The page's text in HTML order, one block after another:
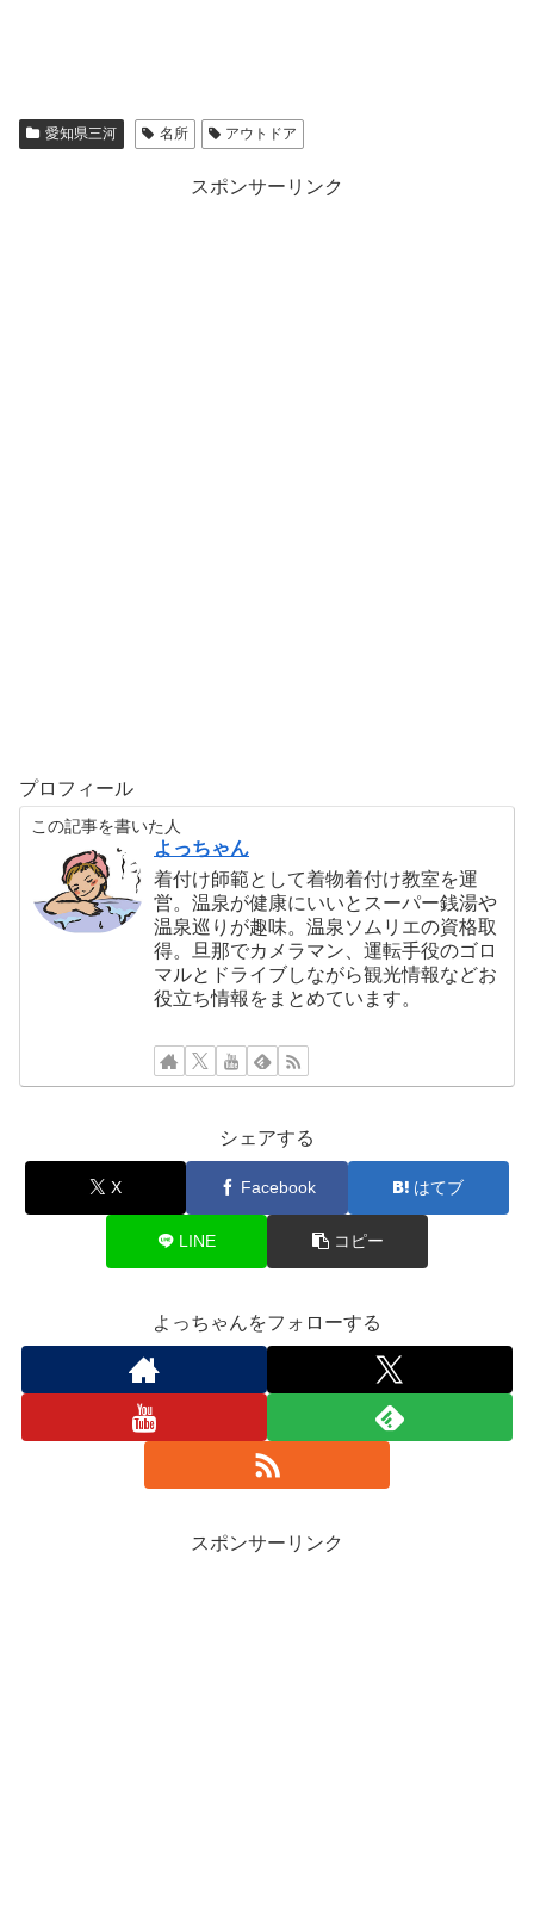
愛知県三河 名所 アウトドア
スポンサーリンク
プロフィール
この記事を書いた人
よっちゃん
着付け師範として着物着付け教室を運
営。温泉が健康にいいとスーパー銭湯や
温泉巡りが趣味。温泉ソムリエの資格取
得。旦那でカメラマン、運転手役のゴロ
マルとドライブしながら観光情報などお
役立ち情報をまとめています。
シェアする
X Facebook はてブ
LINE コピー
よっちゃんをフォローする
スポンサーリンク